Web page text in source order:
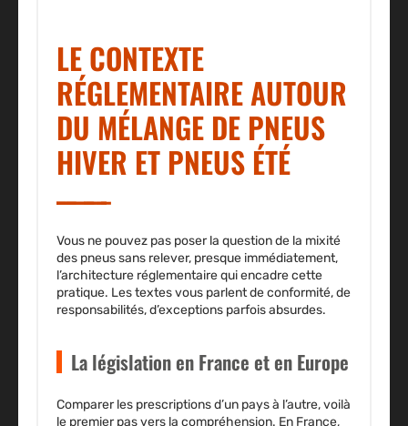
LE CONTEXTE
RÉGLEMENTAIRE AUTOUR
DU MÉLANGE DE PNEUS
HIVER ET PNEUS ÉTÉ
Vous ne pouvez pas poser la question de la mixité
des pneus sans relever, presque immédiatement,
l’architecture réglementaire qui encadre cette
pratique. Les textes vous parlent de conformité, de
responsabilités, d’exceptions parfois absurdes.
La législation en France et en Europe
Comparer les prescriptions d’un pays à l’autre, voilà
le premier pas vers la compréhension. En France,